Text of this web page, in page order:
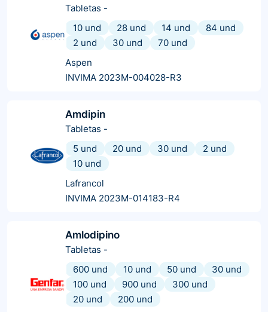
Tabletas -
10 und
28 und 14 und
84 und
2 und
30 und
70 und
Aspen
INVIMA 2023M-004028-R3
Amdipin
Tabletas -
5 und
20 und 30 und
2 und
10 und
Lafrancol
INVIMA 2023M-014183-R4
Amlodipino
Tabletas -
600 und
10 und 50 und
30 und
100 und
900 und
300 und
20 und
200 und